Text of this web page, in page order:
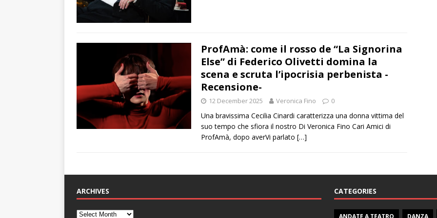
ProfAmà: come il rosso de “La Signorina
Else” di Federico Olivetti domina la
scena e scruta l’ipocrisia perbenista -
Recensione-
12 December 2025 Veronica Fino 0
Una bravissima Cecilia Cinardi caratterizza una donna vittima del
suo tempo che sfiora il nostro Di Veronica Fino Cari Amici di
ProfAmà, dopo averVi parlato […]
ARCHIVES CATEGORIES